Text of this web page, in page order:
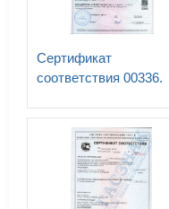
Сертификат
соответствия 00336.
фотолюм.материалов.
ГОСТ 34428-2018. до
04.2028